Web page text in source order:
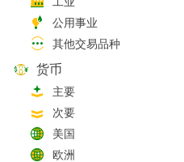
公用事业
其他交易品种
货币
主要
次要
美国
欧洲